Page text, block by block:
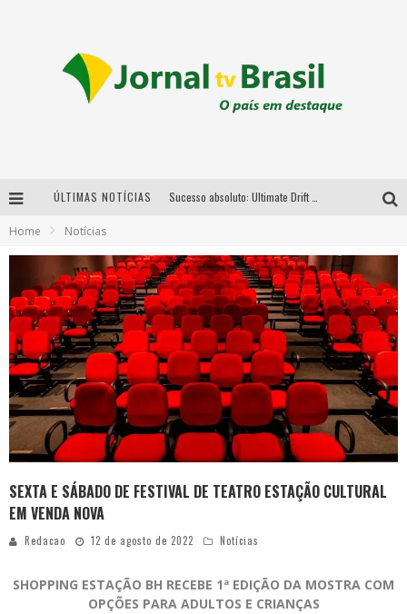
ÚLTIMAS NOTÍCIAS
Chega de mistério! Baianas Ozadas lança tema do carnaval de 2026 nesta terça-feira
Em abril, Boulevard Shopping BH realiza sorteio de TVs 4K
Home Notícias
SEXTA E SÁBADO DE FESTIVAL DE TEATRO ESTAÇÃO CULTURAL
EM VENDA NOVA
Redacao 12 de agosto de 2022 Notícias
SHOPPING ESTAÇÃO BH RECEBE 1ª EDIÇÃO DA MOSTRA COM
OPÇÕES PARA ADULTOS E CRIANÇAS